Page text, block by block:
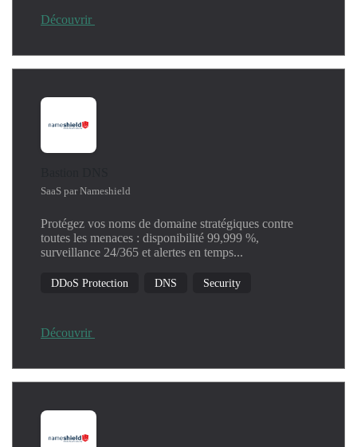
Productivity
SIEM
Windows
Découvrir
SaaS par Nameshield
Protégez vos noms de domaine stratégiques contre
toutes les menaces : disponibilité 99,999 %,
surveillance 24/365 et alertes en temps...
DDoS Protection DNS Security
Découvrir